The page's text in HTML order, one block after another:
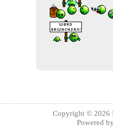
Copyright © 2026
Powered